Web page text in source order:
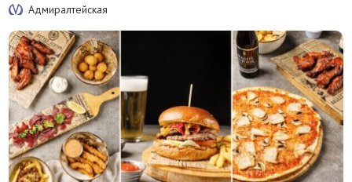
Адмиралтейская